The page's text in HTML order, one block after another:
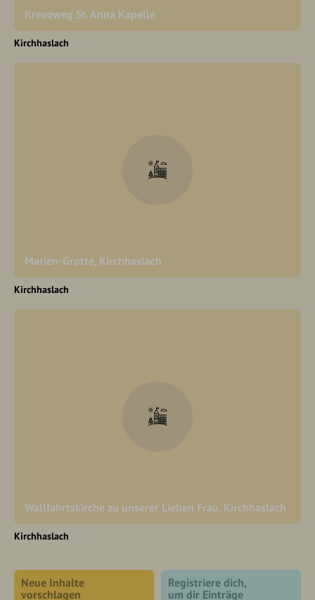
Kreuzweg St. Anna Kapelle
Kirchhaslach
Marien-Grotte, Kirchhaslach
Kirchhaslach
Wallfahrtskirche zu unserer Lieben Frau, Kirchhaslach
Kirchhaslach
Neue Inhalte
vorschlagen
Registriere dich,
um dir Einträge